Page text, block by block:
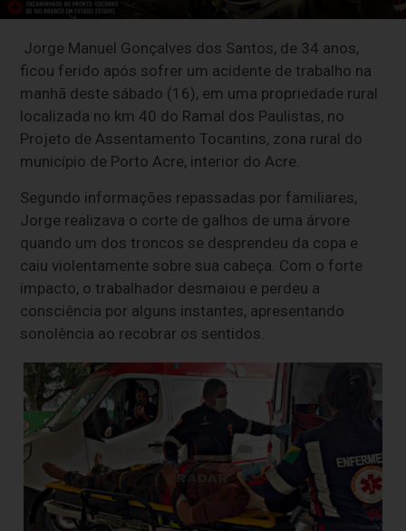
Jorge Manuel Gonçalves dos Santos, de 34 anos,
ficou ferido após sofrer um acidente de trabalho na
manhã deste sábado (16), em uma propriedade rural
localizada no km 40 do Ramal dos Paulistas, no
Projeto de Assentamento Tocantins, zona rural do
município de Porto Acre, interior do Acre.
Segundo informações repassadas por familiares,
Jorge realizava o corte de galhos de uma árvore
quando um dos troncos se desprendeu da copa e
caiu violentamente sobre sua cabeça. Com o forte
impacto, o trabalhador desmaiou e perdeu a
consciência por alguns instantes, apresentando
sonolência ao recobrar os sentidos.